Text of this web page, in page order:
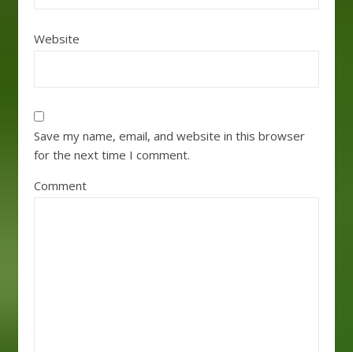
Website
Save my name, email, and website in this browser
for the next time I comment.
Comment